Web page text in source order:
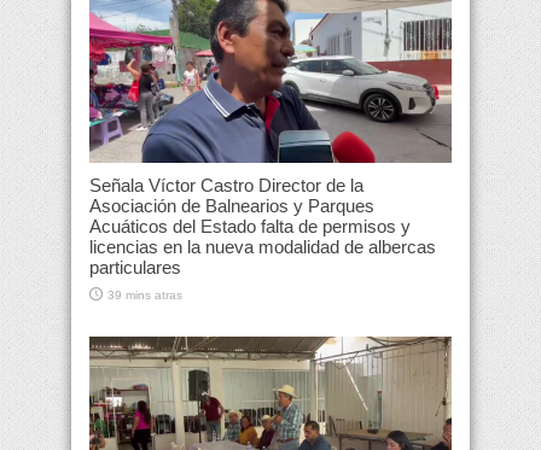
Señala Víctor Castro Director de la
Asociación de Balnearios y Parques
Acuáticos del Estado falta de permisos y
licencias en la nueva modalidad de albercas
particulares
39 mins atras